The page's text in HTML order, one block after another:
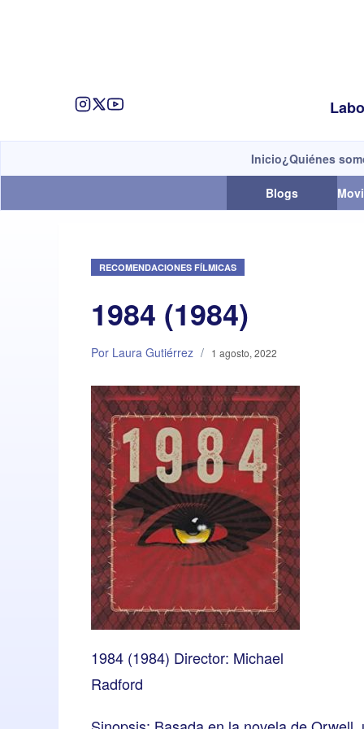
Inicio¿Quiénes
Blogs
RECOMENDACIONES FÍLMICAS
1984 (1984)
Por Laura Gutiérrez / 1 agosto, 2022
1984 (1984) Director: Michael
Radford